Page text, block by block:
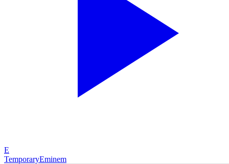
E
TemporaryEminem